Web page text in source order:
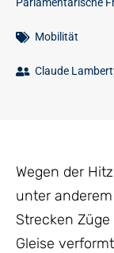
Mobilität
Claude
Wegen der
unter
Strecken
Gleise